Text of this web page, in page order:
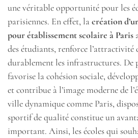
une véritable opportunité pour les
parisiennes. En effet, lacréation
pour établissement scolaire à Paris
des étudiants, renforce l’attractivité
durablement les infrastructures.
favorise la cohésion sociale,
et contribue à l’image moderne de
ville dynamique comme Paris,
sportif de qualité constitue un
important. Ainsi, les écoles qui